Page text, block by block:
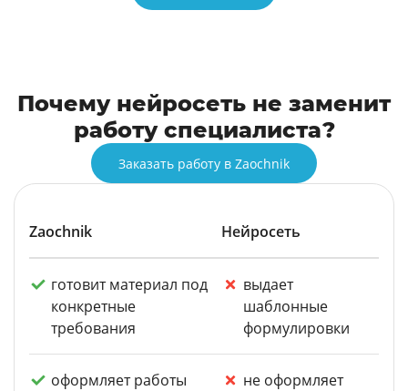
Почему нейросеть не заменит
работу специалиста?
Заказать работу в Zaochnik
Zaochnik Нейросеть
готовит материал под
конкретные
требования
выдает
шаблонные
формулировки
оформляет работы
не оформляет